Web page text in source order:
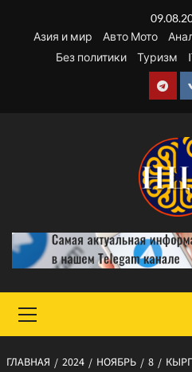
содержимому
Азия и мир
Авто Мото
Без политики
Туризм
меню
ГЛАВНАЯ 2024 НОЯБРЬ 8